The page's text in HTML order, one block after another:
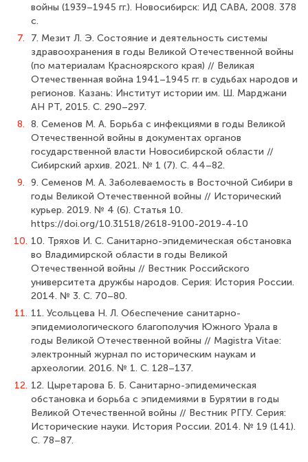
войны (1939–1945 гг.). Новосибирск: ИД САВА, 2008. 378
с.
7.
7. Мезит Л. Э. Состояние и деятельность системы
здравоохранения в годы Великой Отечественной войны
(по материалам Красноярского края) // Великая
Отечественная война 1941–1945 гг. в судьбах народов и
регионов. Казань: Институт истории им. Ш. Марджани
АН РТ, 2015. С. 290–297.
8. 8. Семенов М. А. Борьба с инфекциями в годы Великой
Отечественной войны в документах органов
государственной власти Новосибирской области //
Сибирский архив. 2021. № 1 (7). С. 44–82.
9. 9. Семенов М. А. Заболеваемость в Восточной Сибири в
годы Великой Отечественной войны // Исторический
курьер. 2019. № 4 (6). Статья 10.
https://doi.org/10.31518/2618-9100-2019-4-10
10. 10. Тряхов И. С. Санитарно-эпидемическая обстановка
во Владимирской области в годы Великой
Отечественной войны // Вестник Российского
университета дружбы народов. Серия: История России.
2014. № 3. С. 70–80.
11. 11. Усольцева Н. Л. Обеспечение санитарно-
эпидемиологического благополучия Южного Урала в
годы Великой Отечественной войны // Magistra Vitae:
электронный журнал по историческим наукам и
археологии. 2016. № 1. С. 128–137.
12. 12. Цыретарова Б. Б. Санитарно-эпидемическая
обстановка и борьба с эпидемиями в Бурятии в годы
Великой Отечественной войны // Вестник РГГУ. Серия:
Исторические науки. История России. 2014. № 19 (141).
С. 78–87.